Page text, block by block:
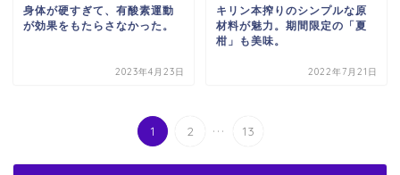
身体が硬すぎて、有酸素運動
が効果をもたらさなかった。
2023年4月23日
キリン本搾りのシンプルな原
材料が魅力。期間限定の「夏
柑」も美味。
2022年7月21日
1 2 ... 13